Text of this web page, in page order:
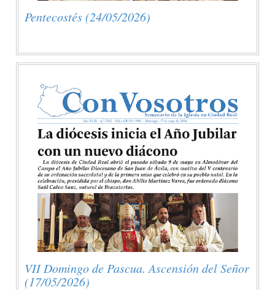
Pentecostés (24/05/2026)
VII Domingo de Pascua. Ascensión del Señor
(17/05/2026)